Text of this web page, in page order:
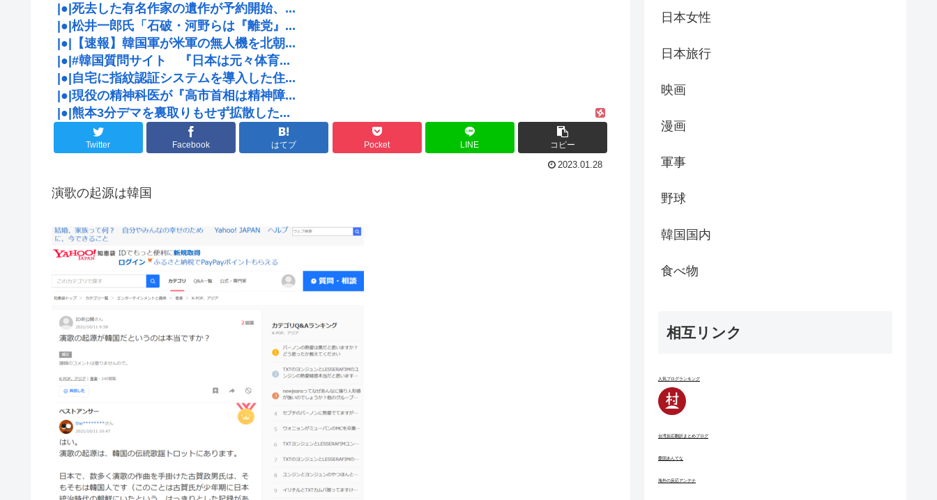
|●|死去した有名作家の遺作が予約開始、...
|●|松井一郎氏「石破・河野らは『離党』...
|●|【速報】韓国軍が米軍の無人機を北朝...
|●|#韓国質問サイト 『日本は元々体育...
|●|自宅に指紋認証システムを導入した住...
|●|現役の精神科医が『高市首相は精神障...
|●|熊本3分デマを裏取りもせず拡散した...
Twitter Facebook はてブ Pocket LINE コピー
2023.01.28
演歌の起源は韓国
日本女性
日本旅行
映画
漫画
軍事
野球
韓国国内
食べ物
相互リンク
人気ブログランキング
台湾反応翻訳まとめブログ
憂国あんてな
海外の反応アンテナ